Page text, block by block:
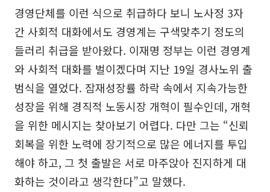
경영단체를 이런 식으로 취급하다 보니 노사정 3자
간 사회적 대화에서도 경영계는 구색맞추기 정도의
들러리 취급을 받아왔다. 이재명 정부는 이런 경영계
와 사회적 대화를 벌이겠다며 지난 19일 경사노위 출
범식을 열었다. 잠재성장률 하락 속에서 지속가능한
성장을 위해 경직적 노동시장 개혁이 필수인데, 개혁
을 위한 메시지는 찾아보기 어렵다. 다만 그는 “신뢰
회복을 위한 노력에 장기적으로 많은 에너지를 투입
해야 하고, 그 첫 출발은 서로 마주앉아 진지하게 대
화하는 것이라고 생각한다”고 말했다.